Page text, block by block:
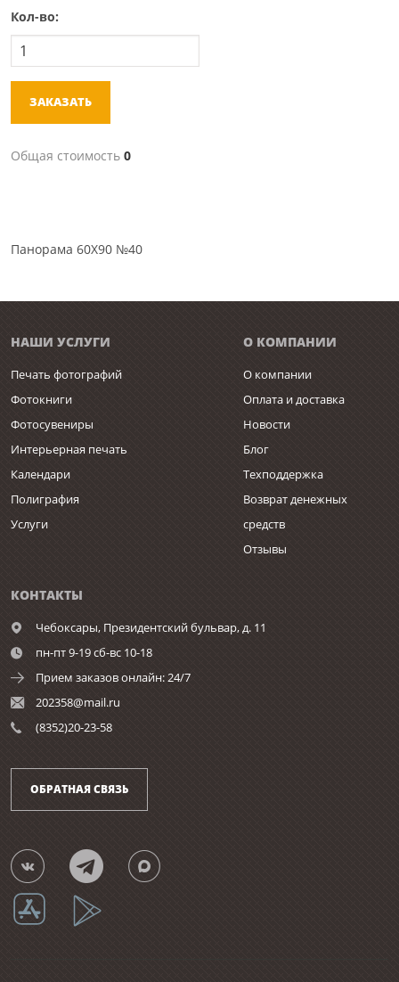
Кол-во:
ЗАКАЗАТЬ
Общая стоимость 0
Панорама 60Х90 №40
НАШИ УСЛУГИ
Печать фотографий
Фотокниги
Фотосувениры
Интерьерная печать
Календари
Полиграфия
Услуги
О КОМПАНИИ
О компании
Оплата и доставка
Новости
Блог
Техподдержка
Возврат денежных
средств
Отзывы
КОНТАКТЫ
Чебоксары, Президентский бульвар, д. 11
пн-пт 9-19 сб-вс 10-18
Прием заказов онлайн: 24/7
202358@mail.ru
(8352)20-23-58
ОБРАТНАЯ СВЯЗЬ